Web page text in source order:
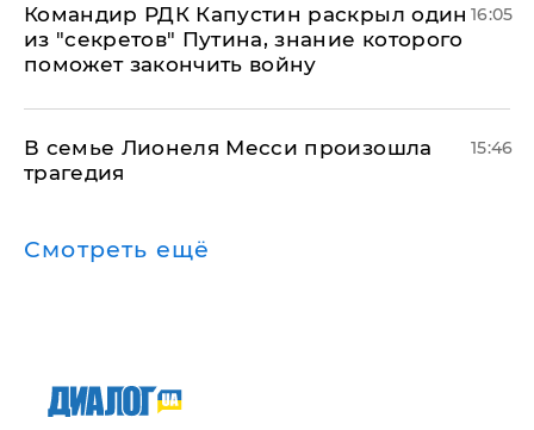
Командир РДК Капустин раскрыл один
из "секретов" Путина, знание которого
поможет закончить войну
16:05
В семье Лионеля Месси произошла
трагедия
15:46
Смотреть ещё